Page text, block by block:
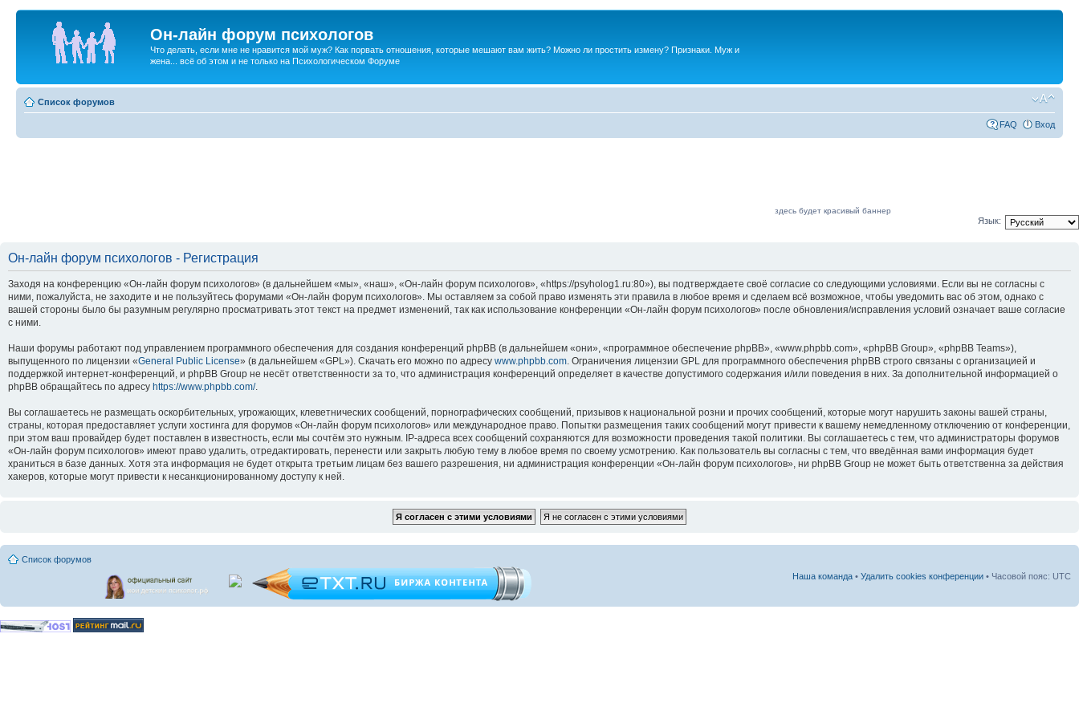
Он-лайн форум психологов
Что делать, если мне не нравится мой муж? Как порвать отношения, которые мешают вам жить? Можно ли простить измену? Признаки. Муж и
жена... всё об этом и не только на Психологическом Форуме
Список форумов
FAQ Вход
здесь будет красивый баннер
Язык:
Он-лайн форум психологов - Регистрация
Заходя на конференцию «Он-лайн форум психологов» (в дальнейшем «мы», «наш», «Он-лайн форум психологов», «https://psyholog1.ru:80»), вы подтверждаете своё согласие со следующими условиями. Если вы не согласны с
ними, пожалуйста, не заходите и не пользуйтесь форумами «Он-лайн форум психологов». Мы оставляем за собой право изменять эти правила в любое время и сделаем всё возможное, чтобы уведомить вас об этом, однако с
вашей стороны было бы разумным регулярно просматривать этот текст на предмет изменений, так как использование конференции «Он-лайн форум психологов» после обновления/исправления условий означает ваше согласие
с ними.
Наши форумы работают под управлением программного обеспечения для создания конференций phpBB (в дальнейшем «они», «программное обеспечение phpBB», «www.phpbb.com», «phpBB Group», «phpBB Teams»),
выпущенного по лицензии «General Public License» (в дальнейшем «GPL»). Скачать его можно по адресу www.phpbb.com. Ограничения лицензии GPL для программного обеспечения phpBB строго связаны с организацией и
поддержкой интернет-конференций, и phpBB Group не несёт ответственности за то, что администрация конференций определяет в качестве допустимого содержания и/или поведения в них. За дополнительной информацией о
phpBB обращайтесь по адресу https://www.phpbb.com/.
Вы соглашаетесь не размещать оскорбительных, угрожающих, клеветнических сообщений, порнографических сообщений, призывов к национальной розни и прочих сообщений, которые могут нарушить законы вашей страны,
страны, которая предоставляет услуги хостинга для форумов «Он-лайн форум психологов» или международное право. Попытки размещения таких сообщений могут привести к вашему немедленному отключению от конференции,
при этом ваш провайдер будет поставлен в известность, если мы сочтём это нужным. IP-адреса всех сообщений сохраняются для возможности проведения такой политики. Вы соглашаетесь с тем, что администраторы форумов
«Он-лайн форум психологов» имеют право удалить, отредактировать, перенести или закрыть любую тему в любое время по своему усмотрению. Как пользователь вы согласны с тем, что введённая вами информация будет
храниться в базе данных. Хотя эта информация не будет открыта третьим лицам без вашего разрешения, ни администрация конференции «Он-лайн форум психологов», ни phpBB Group не может быть ответственна за действия
хакеров, которые могут привести к несанкционированному доступу к ней.
Список форумов
Наша команда • Удалить cookies конференции • Часовой пояс: UTC